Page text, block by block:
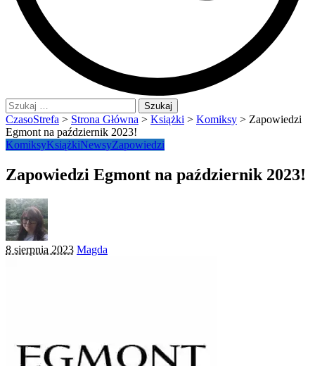
Szukaj:
CzasoStrefa > Strona Główna > Książki > Komiksy > Zapowiedzi
Egmont na październik 2023!
KomiksyKsiążkiNewsyZapowiedzi
Zapowiedzi Egmont na październik 2023!
8 sierpnia 2023 Posted
Magda